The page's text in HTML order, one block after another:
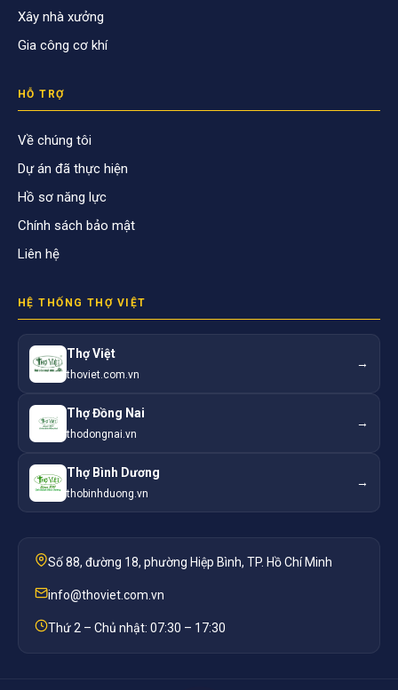
Xây nhà xưởng
Gia công cơ khí
HỖ TRỢ
Về chúng tôi
Dự án đã thực hiện
Hồ sơ năng lực
Chính sách bảo mật
Liên hệ
HỆ THỐNG THỢ VIỆT
Thợ Việt
thoviet.com.vn
→
Thợ Đồng Nai
thodongnai.vn
→
Thợ Bình Dương
thobinhduong.vn
→
Số 88, đường 18, phường Hiệp Bình, TP. Hồ Chí Minh
info@thoviet.com.vn
Thứ 2 – Chủ nhật: 07:30 – 17:30